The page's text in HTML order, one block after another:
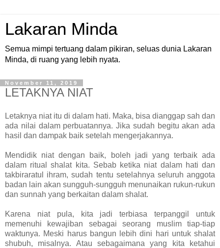
Lakaran Minda
Semua mimpi tertuang dalam pikiran, seluas dunia Lakaran
Minda, di ruang yang lebih nyata.
November 11, 2019
LETAKNYA NIAT
Letaknya niat itu di dalam hati. Maka, bisa dianggap sah dan
ada nilai dalam perbuatannya. Jika sudah begitu akan ada
hasil dan dampak baik setelah mengerjakannya.
Mendidik niat dengan baik, boleh jadi yang terbaik ada
dalam ritual shalat kita. Sebab ketika niat dalam hati dan
takbiraratul ihram, sudah tentu setelahnya seluruh anggota
badan lain akan sungguh-sungguh menunaikan rukun-rukun
dan sunnah yang berkaitan dalam shalat.
Karena niat pula, kita jadi terbiasa terpanggil untuk
memenuhi kewajiban sebagai seorang muslim tiap-tiap
waktunya. Meski harus bangun lebih dini hari untuk shalat
shubuh, misalnya. Atau sebagaimana yang kita ketahui